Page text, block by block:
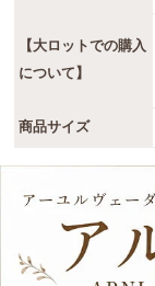
【大ロットでの購入
について】
商品サイズ